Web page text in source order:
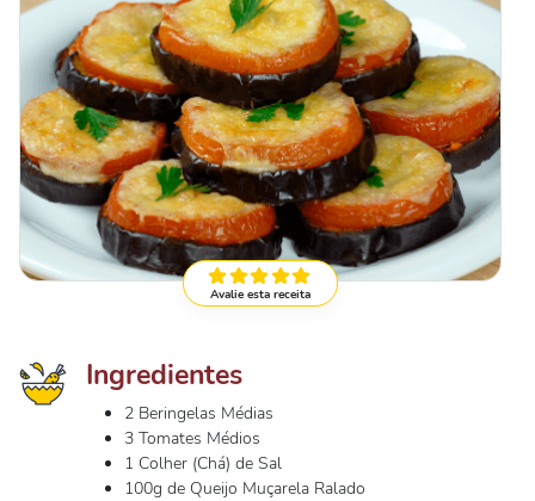
Avalie esta receita
Ingredientes
2 Beringelas Médias
3 Tomates Médios
1 Colher (Chá) de Sal
100g de Queijo Muçarela Ralado